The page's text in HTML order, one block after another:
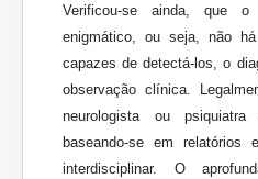
Verificou-se ainda, que
enigmático, ou seja, não
capazes de detectá-los, o
observação clínica.
neurologista ou
baseando-se em relatórios
interdisciplinar. O